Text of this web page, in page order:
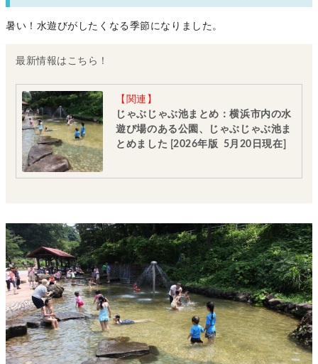
暑い！水遊びがしたくなる季節になりました。
最新情報はこちら！
【関連】
じゃぶじゃぶ池まとめ：横浜市内の水
遊び場のある公園、じゃぶじゃぶ池ま
とめました [2026年版 5月20日現在]